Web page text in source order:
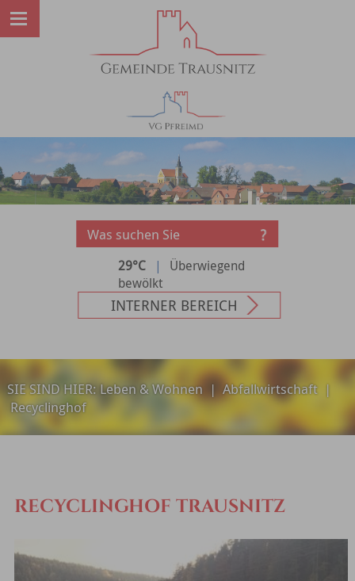
29°C |
Überwiegend
bewölkt
INTERNER BEREICH
SIE SIND HIER:Leben & Wohnen| Abfallwirtschaft|
Recyclinghof
RECYCLINGHOF TRAUSNITZ